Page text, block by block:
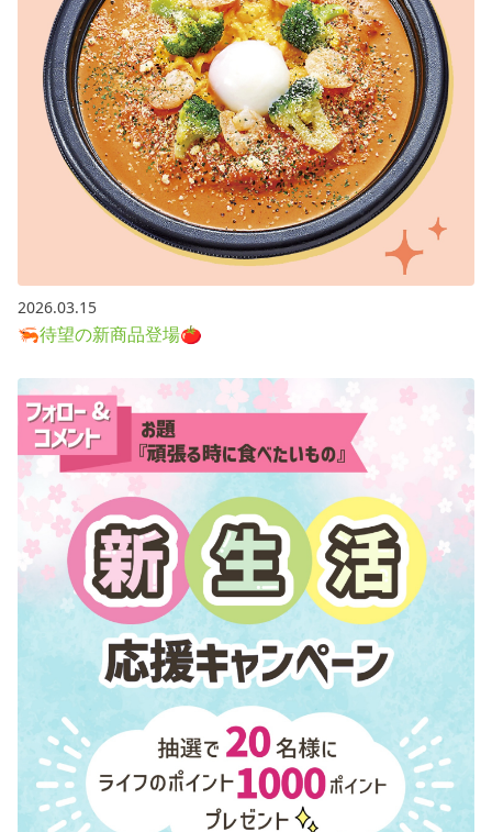
2026.03.15
🦐待望の新商品登場🍅